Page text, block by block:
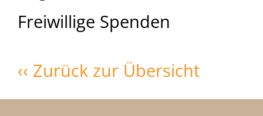
Freiwillige Spenden
‹‹ Zurück zur Übersicht